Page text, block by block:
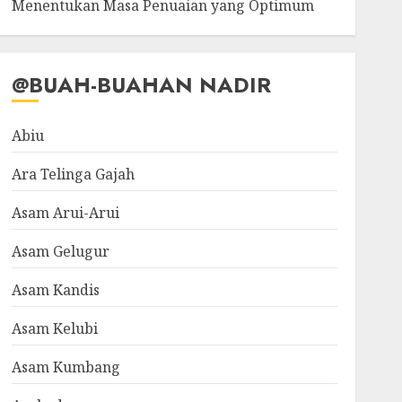
Menentukan Masa Penuaian yang Optimum
@BUAH-BUAHAN NADIR
Abiu
Ara Telinga Gajah
Asam Arui-Arui
Asam Gelugur
Asam Kandis
Asam Kelubi
Asam Kumbang